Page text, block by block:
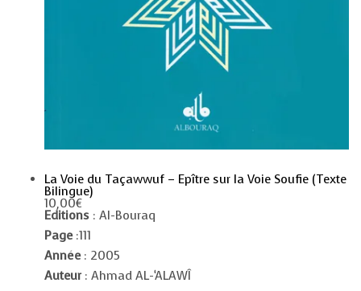
La Voie du Taçawwuf – Epître sur la Voie Soufie (Texte
Bilingue)
10,00€
Editions : Al-Bouraq
Page:111
Année : 2005
Auteur : Ahmad AL-‘ALAWÎ